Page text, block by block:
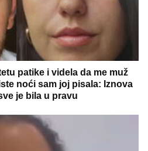
patike i videla da me muž
noći sam joj pisala: Iznova
je bila u pravu